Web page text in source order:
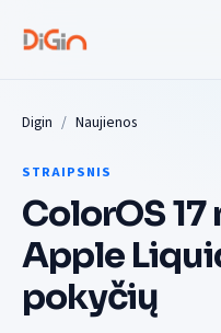
Digin Naujienos
STRAIPSNIS
ColorOS
Apple
pokyčių